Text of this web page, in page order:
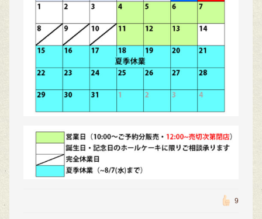
9